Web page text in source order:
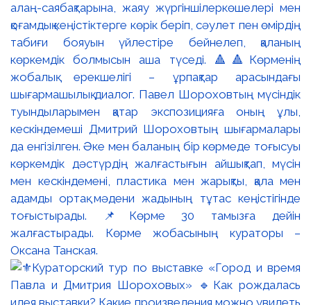
алаң-саябақтарына, жаяу жүргіншілеркөшелері мен
қоғамдық кеңістіктерге көрік беріп, сәулет пен өмірдің
табиғи бояуын үйлестіре бейнелеп, қаланың
көркемдік болмысын аша түседі. 🔺🔺Көрменің
жобалық ерекшелігі – ұрпақтар арасындағы
шығармашылық диалог. Павел Шороховтың мүсіндік
туындыларымен қатар экспозицияға оның ұлы,
кескіндемеші Дмитрий Шороховтың шығармалары
да енгізілген. Әке мен баланың бір көрмеде тоғысуы
көркемдік дәстүрдің жалғастығын айшықтап, мүсін
мен кескіндемені, пластика мен жарықты, қала мен
адамды ортақ мәдени жадының тұтас кеңістігінде
тоғыстырады. 📌Көрме 30 тамызға дейін
жалғастырады. Көрме жобасының кураторы –
Оксана Танская.